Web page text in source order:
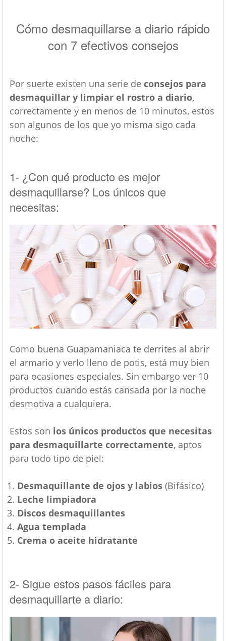
Cómo desmaquillarse a diario rápido
con 7 efectivos consejos
Por suerte existen una serie de consejos para
desmaquillar y limpiar el rostro a diario,
correctamente y en menos de 10 minutos, estos
son algunos de los que yo misma sigo cada
noche:
1- ¿Con qué producto es mejor
desmaquillarse? Los únicos que
necesitas:
Como buena Guapamaniaca te derrites al abrir
el armario y verlo lleno de potis, está muy bien
para ocasiones especiales. Sin embargo ver 10
productos cuando estás cansada por la noche
desmotiva a cualquiera.
Estos son los únicos productos que necesitas
para desmaquillarte correctamente, aptos
para todo tipo de piel:
Desmaquillante de ojos y labios (Bifásico)
Leche limpiadora
Discos desmaquillantes
Agua templada
Crema o aceite hidratante
2- Sigue estos pasos fáciles para
desmaquillarte a diario: